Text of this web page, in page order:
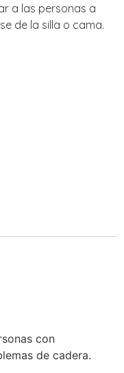
a las personas a
de la silla o cama.
con
de cadera.